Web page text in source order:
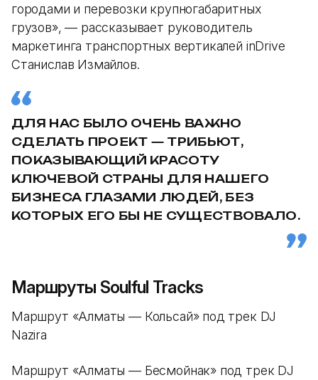
городами и перевозки крупногабаритных
грузов», — рассказывает руководитель
маркетинга транспортных вертикалей inDrive
Станислав Измайлов.
ДЛЯ НАС БЫЛО ОЧЕНЬ ВАЖНО
СДЕЛАТЬ ПРОЕКТ — ТРИБЬЮТ,
ПОКАЗЫВАЮЩИЙ КРАСОТУ
КЛЮЧЕВОЙ СТРАНЫ ДЛЯ НАШЕГО
БИЗНЕСА ГЛАЗАМИ ЛЮДЕЙ, БЕЗ
КОТОРЫХ ЕГО БЫ НЕ СУЩЕСТВОВАЛО.
Маршруты Soulful Tracks
Маршрут «Алматы — Кольсай» под трек DJ
Nazira
Маршрут «Алматы — Бесмойнак» под трек DJ